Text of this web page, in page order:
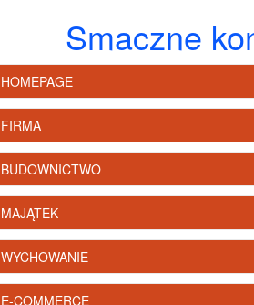
Smaczne
HOMEPAGE
FIRMA
BUDOWNICTWO
MAJĄTEK
WYCHOWANIE
E-COMMERCE